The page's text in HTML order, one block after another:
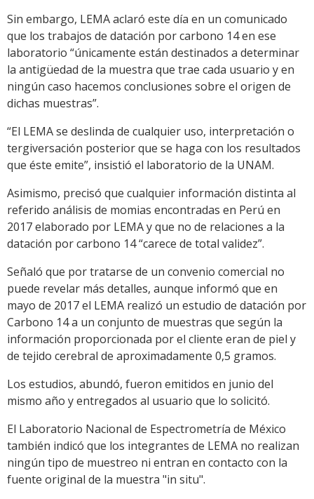
Sin embargo, LEMA aclaró este día en un comunicado
que los trabajos de datación por carbono 14 en ese
laboratorio “únicamente están destinados a determinar
la antigüedad de la muestra que trae cada usuario y en
ningún caso hacemos conclusiones sobre el origen de
dichas muestras”.
“El LEMA se deslinda de cualquier uso, interpretación o
tergiversación posterior que se haga con los resultados
que éste emite”, insistió el laboratorio de la UNAM.
Asimismo, precisó que cualquier información distinta al
referido análisis de momias encontradas en Perú en
2017 elaborado por LEMA y que no de relaciones a la
datación por carbono 14 “carece de total validez”.
Señaló que por tratarse de un convenio comercial no
puede revelar más detalles, aunque informó que en
mayo de 2017 el LEMA realizó un estudio de datación por
Carbono 14 a un conjunto de muestras que según la
información proporcionada por el cliente eran de piel y
de tejido cerebral de aproximadamente 0,5 gramos.
Los estudios, abundó, fueron emitidos en junio del
mismo año y entregados al usuario que lo solicitó.
El Laboratorio Nacional de Espectrometría de México
también indicó que los integrantes de LEMA no realizan
ningún tipo de muestreo ni entran en contacto con la
fuente original de la muestra "in situ".